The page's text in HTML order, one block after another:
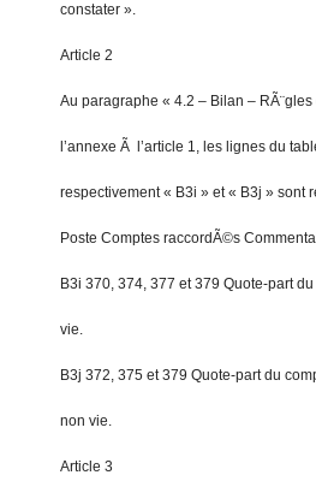
constater ».
Article 2
Au paragraphe « 4.2 – Bilan –
l’annexe Ã l’article 1, les lignes du
respectivement « B3i » et « B3j » sont
Poste Comptes raccordÃ©s
B3i 370, 374, 377 et 379 Quote-part
vie.
B3j 372, 375 et 379 Quote-part du
non vie.
Article 3